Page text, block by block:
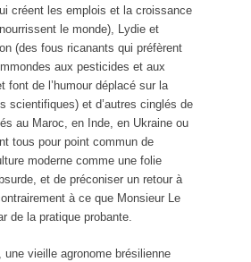
créent les emplois et la croissance
le monde), Lydie et
(des fous ricanants qui préfèrent
aux pesticides et aux
font de l’humour déplacé sur la
scientifiques) et d’autres cinglés de
au Maroc, en Inde, en Ukraine ou
tous pour point commun de
moderne comme une folie
et de préconiser un retour à
à ce que Monsieur Le
de la pratique probante.
vieille agronome brésilienne